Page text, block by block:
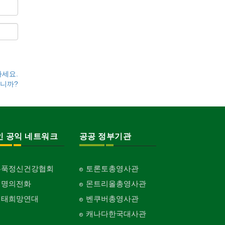
요.
까?
공익 네트워크
정신건강협회
의전화
희망연대
공공 정부기관
토론토총영사관
몬트리올총영사관
벤쿠버총영사관
캐나다한국대사관